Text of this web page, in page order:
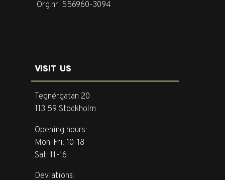
Org.nr: 556960-3094
VISIT US
Tegnérgatan 20
113 59 Stockholm
Opening hours:
Mon-Fri: 10-18
Sat: 11-16
Deviations: